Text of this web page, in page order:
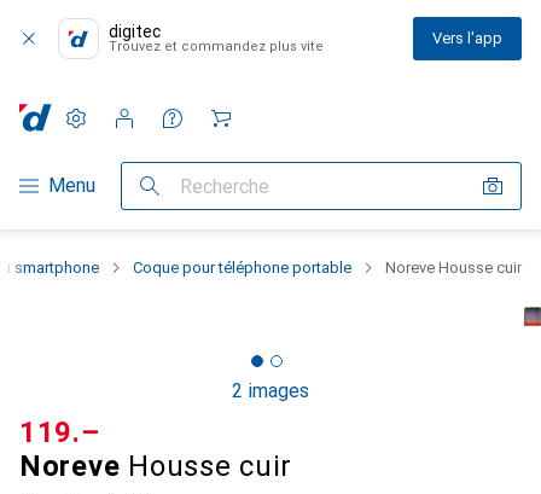
digitec
Trouvez et commandez plus vite Vers l'app
Navigation par catégorie
Menu Recherche
Paramètres
Compte client
Listes de comparaison
Listes d'envies
Panier
smartphone Coque pour téléphone portable Noreve Housse cuir
2 images
Noreve Housse cuir
CHF
119.–